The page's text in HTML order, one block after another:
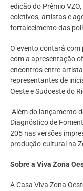
edição do Prêmio
coletivos, artistas e
fortalecimento das
O evento contará com
com a apresentação
encontros entre
representantes de
Oeste e Sudoeste do
Além do lançamento
Diagnóstico de
205 nas versões
produção cultural na
Sobre a Viva Zona
A Casa Viva Zona